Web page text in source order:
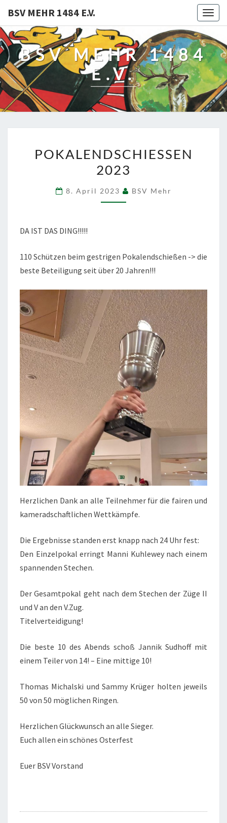
BSV MEHR 1484 E.V.
BSV MEHR 1484
E.V.
2023
POKALENDSCHIESSEN
2023
8. April 2023 BSV Mehr
DA IST DAS DING!!!!!
110 Schützen beim gestrigen Pokalendschießen -> die
beste Beteiligung seit über 20 Jahren!!!
Herzlichen Dank an alle Teilnehmer für die fairen und
kameradschaftlichen Wettkämpfe.
Die Ergebnisse standen erst knapp nach 24 Uhr fest:
Den Einzelpokal erringt Manni Kuhlewey nach einem
spannenden Stechen.
Der Gesamtpokal geht nach dem Stechen der Züge II
und V an den V.Zug.
Titelverteidigung!
Die beste 10 des Abends schoß Jannik Sudhoff mit
einem Teiler von 14! – Eine mittige 10!
Thomas Michalski und Sammy Krüger holten jeweils
50 von 50 möglichen Ringen.
Herzlichen Glückwunsch an alle Sieger.
Euch allen ein schönes Osterfest
Euer BSV Vorstand